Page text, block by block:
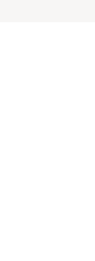
la Carte propose tous